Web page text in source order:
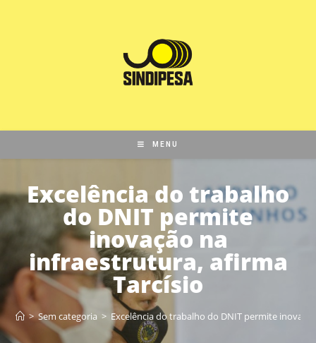
MENU
Excelência do trabalho
do DNIT permite
inovação na
infraestrutura, afirma
Tarcísio
> Sem categoria > Excelência do trabalho do DNIT permite